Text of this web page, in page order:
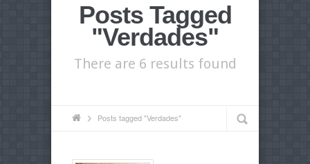
Posts Tagged
"Verdades"
There are 6 results found
Posts tagged "Verdades"